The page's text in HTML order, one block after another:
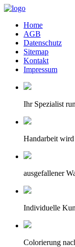
Home
AGB
Datenschutz
Sitemap
Kontakt
Impressum
Ihr Spezialist
Handarbeit wird
ausgefallener
Individuelle
Colorierung